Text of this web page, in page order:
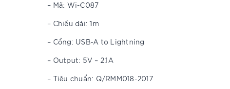
– Mã: Wi-C087
– Chiều dài: 1m
– Cổng: USB-A to Lightning
– Output: 5V – 2.1A
– Tiêu chuẩn: Q/RMM018-2017